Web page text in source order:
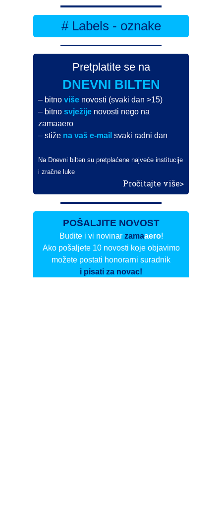
# Labels - oznake
Pretplatite se na
DNEVNI BILTEN
– bitnoviše novosti (svaki dan >15)
– bitnosvježije novosti nego na
zamaaero
– stiže na vaš e-mail svaki radni dan
Na Dnevni bilten su pretplaćene najveće institucije
i zračne luke
Pročitajte više>
POŠALJITE NOVOST
Budite i vi novinar zamaaero!
Ako pošaljete 10 novosti koje objavimo
možete postati honorarni suradnik
i pisati za novac!